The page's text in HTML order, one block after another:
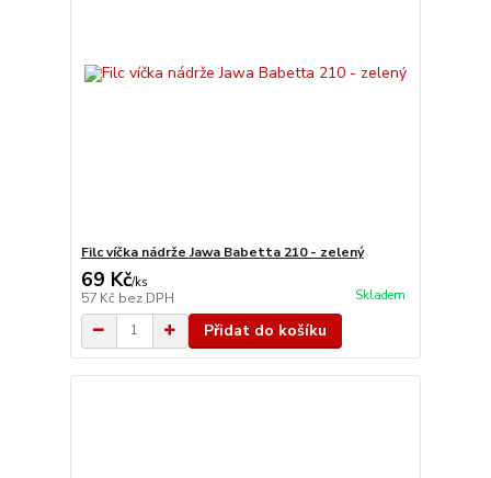
Filc víčka nádrže Jawa Babetta 210 - zelený
69 Kč/ks
57 Kč bez DPH Skladem
Přidat do košíku